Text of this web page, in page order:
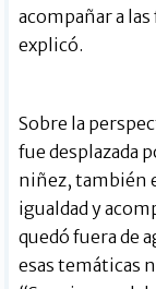
acompañar a
explicó.
Sobre la
fue desplazada
niñez, también
igualdad y
quedó fuera de
esas temáticas